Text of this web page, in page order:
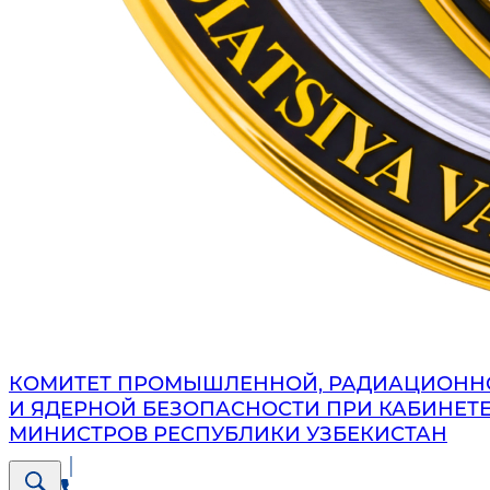
КОМИТЕТ ПРОМЫШЛЕННОЙ,
И ЯДЕРНОЙ БЕЗОПАСНОСТИ ПРИ
МИНИСТРОВ РЕСПУБЛИКИ УЗБЕКИСТАН